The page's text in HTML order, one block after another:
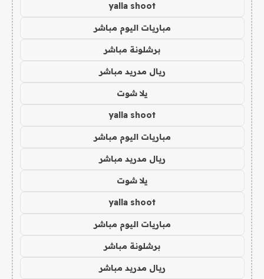
yalla shoot
مباريات اليوم مباشر
برشلونة مباشر
ريال مدريد مباشر
يلا شوت
yalla shoot
مباريات اليوم مباشر
ريال مدريد مباشر
يلا شوت
yalla shoot
مباريات اليوم مباشر
برشلونة مباشر
ريال مدريد مباشر